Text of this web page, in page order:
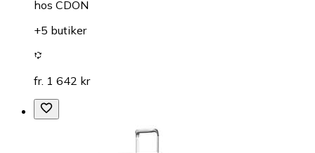
hos CDON
+5 butiker
fr. 1 642 kr